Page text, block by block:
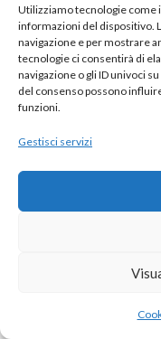
Utilizziamo tecnologie come
informazioni del dispositivo.
navigazione e per mostrare
tecnologie ci consentirà di
navigazione o gli ID univoci
del consenso possono
funzioni.
Gestisci servizi
Luglio 2019
Giugno 2019
Maggio 2019